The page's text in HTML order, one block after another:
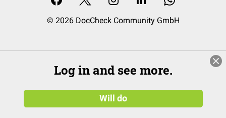
© 2026 DocCheck Community GmbH
Log in and see more.
Will do